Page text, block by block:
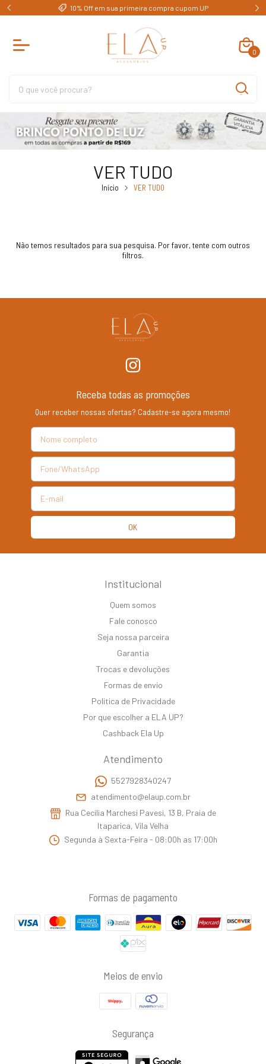
10% Off em sua primeira compra cupom UP
0
VER TUDO
Início VER TUDO
Não temos resultados para sua pesquisa. Por favor, tente com outros
filtros.
Receba todas as promoções
Quer receber nossas ofertas? Cadastre-se agora mesmo!
Institucional
Quem somos
Fale conosco
Seja nossa parceira
Garantia
Trocas e devoluções
Formas de envio
Politica de Privacidade
Por que escolher a ELA UP?
Cashback Ela Up
Atendimento
5527928340247
atendimento@elaup.com.br
Rua Cecilia Marchesi Pavesi, 13 B, Praia de
Itaparica, Vila Velha
Segunda à Sexta-Feira - 08:00h as 17:00h
Formas de pagamento
Meios de envio
Segurança